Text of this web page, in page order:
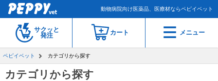
動物病院向け医薬品、医療材ならペピイベット
サクッと
発注
カート メニュー
ペピイベット カテゴリから探す
カテゴリから探す